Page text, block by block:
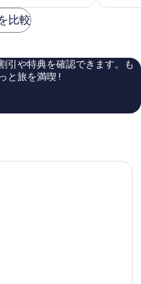
ス
駅
前
て
口
コ
比較
引や特典を確認できます。も
と旅を満喫 !